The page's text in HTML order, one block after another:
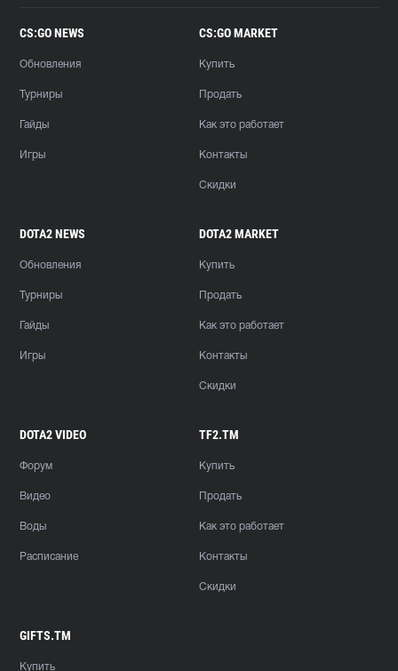
CS:GO NEWS
Обновления
Турниры
Гайды
Игры
CS:GO MARKET
Купить
Продать
Как это работает
Контакты
Скидки
DOTA2 NEWS
Обновления
Турниры
Гайды
Игры
DOTA2 MARKET
Купить
Продать
Как это работает
Контакты
Скидки
DOTA2 VIDEO
Форум
Видео
Воды
Расписание
TF2.TM
Купить
Продать
Как это работает
Контакты
Скидки
GIFTS.TM
Купить